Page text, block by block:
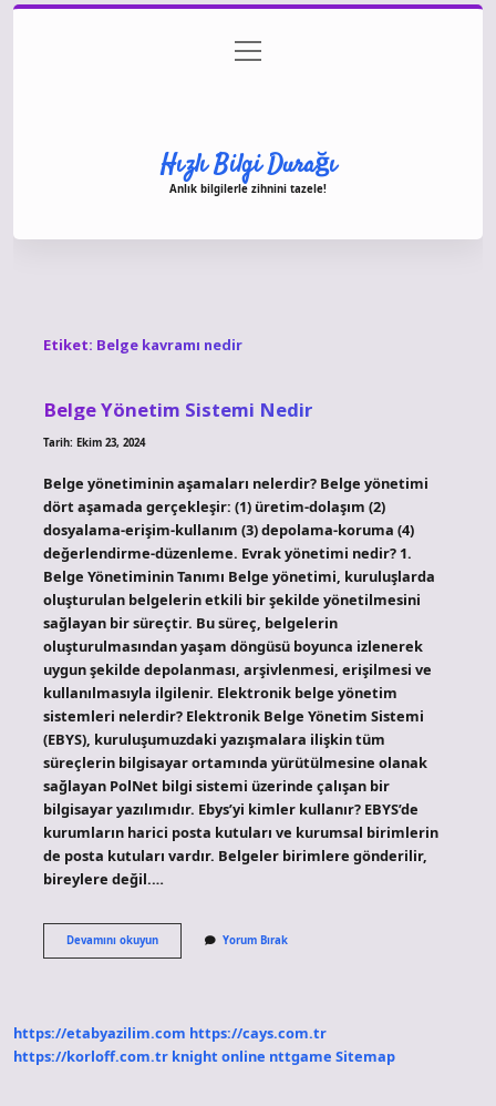
Gizlilik Politikası
menüyü
aç
Hızlı Bilgi Durağı
Anlık bilgilerle zihnini tazele!
Etiket: Belge kavramı nedir
Belge Yönetim Sistemi Nedir
Tarih: Ekim 23, 2024
Belge yönetiminin aşamaları nelerdir? Belge yönetimi
dört aşamada gerçekleşir: (1) üretim-dolaşım (2)
dosyalama-erişim-kullanım (3) depolama-koruma (4)
değerlendirme-düzenleme. Evrak yönetimi nedir? 1.
Belge Yönetiminin Tanımı Belge yönetimi, kuruluşlarda
oluşturulan belgelerin etkili bir şekilde yönetilmesini
sağlayan bir süreçtir. Bu süreç, belgelerin
oluşturulmasından yaşam döngüsü boyunca izlenerek
uygun şekilde depolanması, arşivlenmesi, erişilmesi ve
kullanılmasıyla ilgilenir. Elektronik belge yönetim
sistemleri nelerdir? Elektronik Belge Yönetim Sistemi
(EBYS), kuruluşumuzdaki yazışmalara ilişkin tüm
süreçlerin bilgisayar ortamında yürütülmesine olanak
sağlayan PolNet bilgi sistemi üzerinde çalışan bir
bilgisayar yazılımıdır. Ebys’yi kimler kullanır? EBYS’de
kurumların harici posta kutuları ve kurumsal birimlerin
de posta kutuları vardır. Belgeler birimlere gönderilir,
bireylere değil.…
Devamını okuyunBelge
Yönetim
Yorum Bırak
https://etabyazilim.com https://cays.com.tr
https://korloff.com.tr knight online nttgame Sitemap